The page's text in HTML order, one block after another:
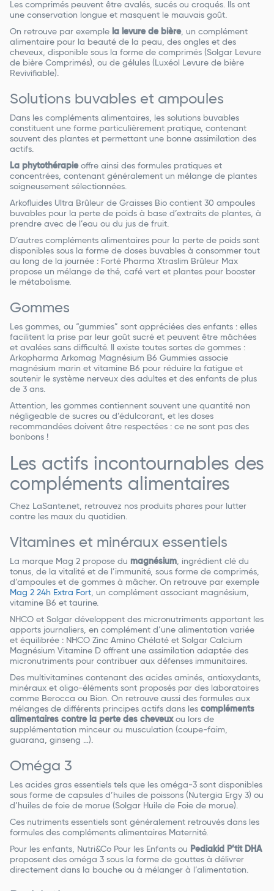
Les comprimés peuvent être avalés, sucés ou croqués. Ils ont
une conservation longue et masquent le mauvais goût.
On retrouve par exemple la levure de bière, un complément
alimentaire pour la beauté de la peau, des ongles et des
cheveux, disponible sous la forme de comprimés (Solgar Levure
de bière Comprimés), ou de gélules (Luxéol Levure de bière
Revivifiable).
Solutions buvables et ampoules
Dans les compléments alimentaires, les solutions buvables
constituent une forme particulièrement pratique, contenant
souvent des plantes et permettant une bonne assimilation des
actifs.
La phytothérapie offre ainsi des formules pratiques et
concentrées, contenant généralement un mélange de plantes
soigneusement sélectionnées.
Arkofluides Ultra Brûleur de Graisses Bio contient 30 ampoules
buvables pour la perte de poids à base d’extraits de plantes, à
prendre avec de l’eau ou du jus de fruit.
D’autres compléments alimentaires pour la perte de poids sont
disponibles sous la forme de doses buvables à consommer tout
au long de la journée : Forté Pharma Xtraslim Brûleur Max
propose un mélange de thé, café vert et plantes pour booster
le métabolisme.
Gommes
Les gommes, ou “gummies” sont appréciées des enfants : elles
facilitent la prise par leur goût sucré et peuvent être mâchées
et avalées sans difficulté. Il existe toutes sortes de gommes :
Arkopharma Arkomag Magnésium B6 Gummies associe
magnésium marin et vitamine B6 pour réduire la fatigue et
soutenir le système nerveux des adultes et des enfants de plus
de 3 ans.
Attention, les gommes contiennent souvent une quantité non
négligeable de sucres ou d’édulcorant, et les doses
recommandées doivent être respectées : ce ne sont pas des
bonbons !
Les actifs incontournables des
compléments alimentaires
Chez LaSante.net, retrouvez nos produits phares pour lutter
contre les maux du quotidien.
Vitamines et minéraux essentiels
La marque Mag 2 propose du magnésium, ingrédient clé du
tonus, de la vitalité et de l’immunité, sous forme de comprimés,
d’ampoules et de gommes à mâcher. On retrouve par exemple
Mag 2 24h Extra Fort, un complément associant magnésium,
vitamine B6 et taurine.
NHCO et Solgar développent des micronutriments apportant les
apports journaliers, en complément d’une alimentation variée
et équilibrée : NHCO Zinc Amino Chélaté et Solgar Calcium
Magnésium Vitamine D offrent une assimilation adaptée des
micronutriments pour contribuer aux défenses immunitaires.
Des multivitamines contenant des acides aminés, antioxydants,
minéraux et oligo-éléments sont proposés par des laboratoires
comme Berocca ou Bion. On retrouve aussi des formules aux
mélanges de différents principes actifs dans les compléments
alimentaires contre la perte des cheveuxou lors de
supplémentation minceur ou musculation (coupe-faim,
guarana, ginseng …).
Oméga 3
Les acides gras essentiels tels que les oméga-3 sont disponibles
sous forme de capsules d’huiles de poissons (Nutergia Ergy 3) ou
d’huiles de foie de morue (Solgar Huile de Foie de morue).
Ces nutriments essentiels sont généralement retrouvés dans les
formules des compléments alimentaires Maternité.
Pour les enfants, Nutri&Co Pour les Enfants ou Pediakid P’tit DHA
proposent des oméga 3 sous la forme de gouttes à délivrer
directement dans la bouche ou à mélanger à l’alimentation.